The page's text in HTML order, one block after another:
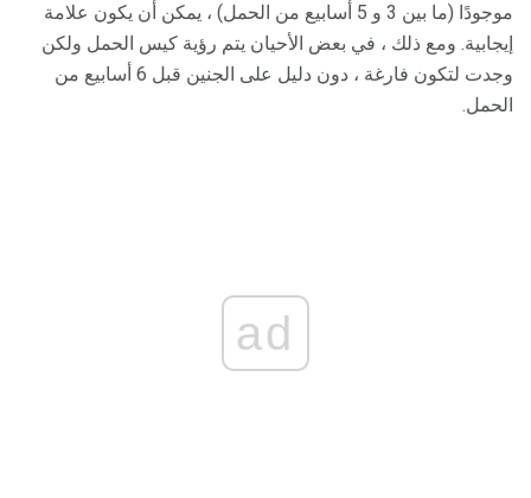
موجودًا (ما بين 3 و 5 أسابيع من الحمل) ، يمكن أن يكون علامة
إيجابية. ومع ذلك ، في بعض الأحيان يتم رؤية كيس الحمل ولكن
وجدت لتكون فارغة ، دون دليل على الجنين قبل 6 أسابيع من
الحمل.
ad